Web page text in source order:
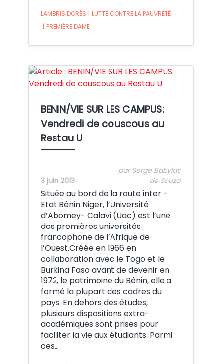
LAMBRIS DORÉS | LUTTE CONTRE LA PAUVRETÉ
| PREMIÈRE DAME
BENIN/VIE SUR LES CAMPUS:
Vendredi de couscous au
Restau U
3 juin 2013
par Serge Babylas
de Souza
Située au bord de la route inter -
Etat Bénin Niger, l’Université
d’Abomey- Calavi (Uac) est l’une
des premières universités
francophone de l’Afrique de
l’Ouest.Créée en 1966 en
collaboration avec le Togo et le
Burkina Faso avant de devenir en
1972, le patrimoine du Bénin, elle a
formé la plupart des cadres du
pays. En dehors des études,
plusieurs dispositions extra-
académiques sont prises pour
faciliter la vie aux étudiants. Parmi
ces…